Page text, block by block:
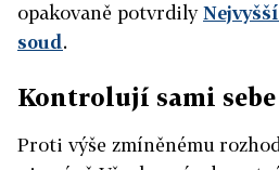
opakovaně potvrdily
soud.
Kontrolují sami sebe
Proti výše zmíněnému